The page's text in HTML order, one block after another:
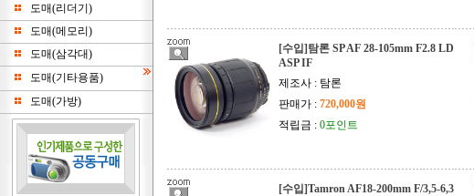
도매(리더기)
도매(메모리)
도매(삼각대)
도매(기타용품)
도매(가방)
[수입]탐론 SP AF 28-105mm F2.8 LD
ASP IF
제조사 : 탐론
판매가 : 720,000원
적립금 : 0포인트
[수입]Tamron AF18-200mm F/3,5-6,3